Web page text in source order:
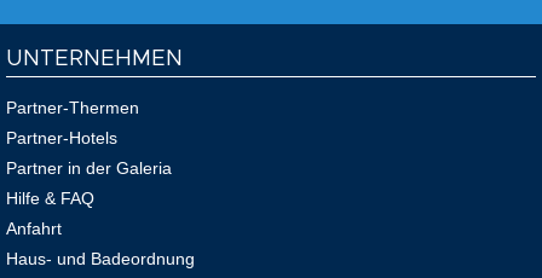
UNTERNEHMEN
Partner-Thermen
Partner-Hotels
Partner in der Galeria
Hilfe & FAQ
Anfahrt
Haus- und Badeordnung